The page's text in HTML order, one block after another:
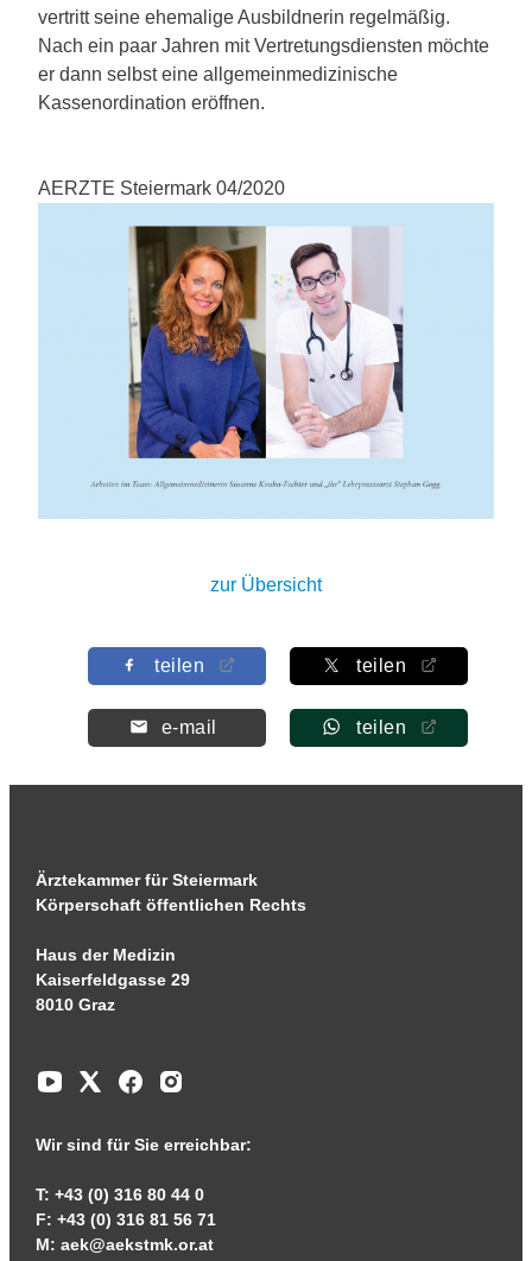
vertritt seine ehemalige Ausbildnerin regelmäßig.
Nach ein paar Jahren mit Vertretungsdiensten möchte
er dann selbst eine allgemeinmedizinische
Kassenordination eröffnen.
AERZTE Steiermark 04/2020
zur Übersicht
teilen teilen
e-mail teilen
Ärztekammer für Steiermark
Körperschaft öffentlichen Rechts
Haus der Medizin
Kaiserfeldgasse 29
8010 Graz
Wir sind für Sie erreichbar:
T: +43 (0) 316 80 44 0
F: +43 (0) 316 81 56 71
M: aek@aekstmk.or.at